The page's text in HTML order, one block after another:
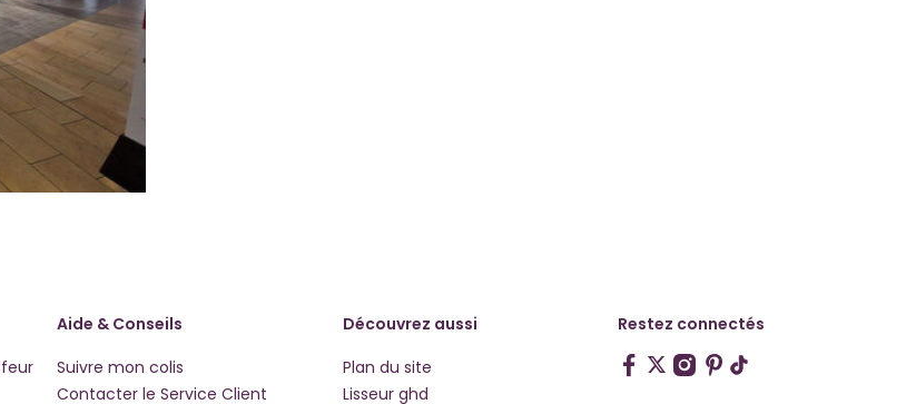
Aide & Conseils
Suivre mon colis
Contacter le Service Client
Découvrez aussi
Plan du site
Lisseur ghd
Restez connectés